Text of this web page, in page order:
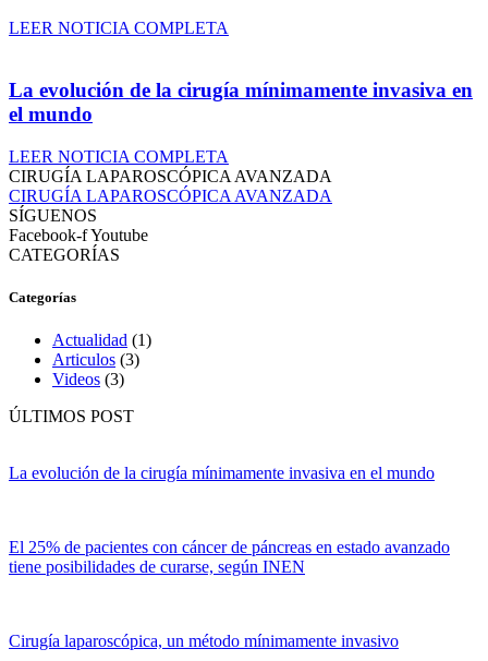
LEER NOTICIA COMPLETA
La evolución de la cirugía mínimamente invasiva en
el mundo
LEER NOTICIA COMPLETA
CIRUGÍA LAPAROSCÓPICA AVANZADA
CIRUGÍA LAPAROSCÓPICA AVANZADA
SÍGUENOS
Facebook-fYoutube
CATEGORÍAS
Categorías
Actualidad (1)
Articulos (3)
Videos (3)
ÚLTIMOS POST
La evolución de la cirugía mínimamente invasiva en el mundo
El 25% de pacientes con cáncer de páncreas en estado avanzado
tiene posibilidades de curarse, según INEN
Cirugía laparoscópica, un método mínimamente invasivo